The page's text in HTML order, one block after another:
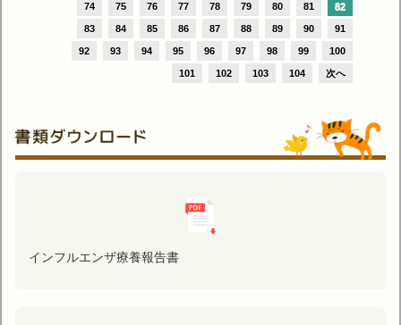
74 75 76 77 78 79 80 81 82
83 84 85 86 87 88 89 90 91
92 93 94 95 96 97 98 99 100
101 102 103 104 次へ
インフルエンザ療養報告書